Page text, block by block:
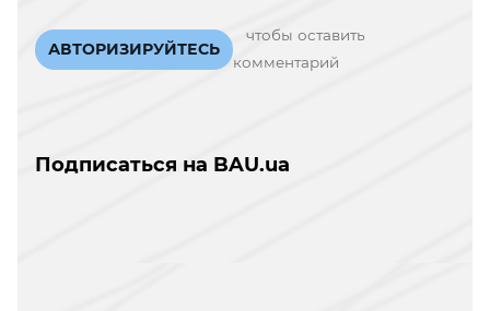
АВТОРИЗИРУЙТЕСЬ
чтобы оставить
комментарий
Подписаться на BAU.ua